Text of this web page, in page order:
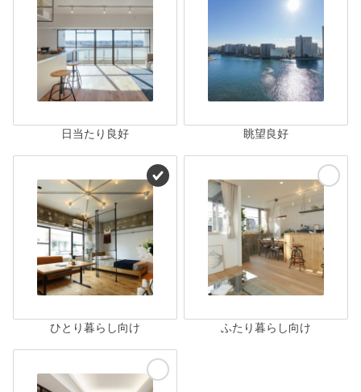
日当たり良好 眺望良好
ひとり暮らし向け ふたり暮らし向け